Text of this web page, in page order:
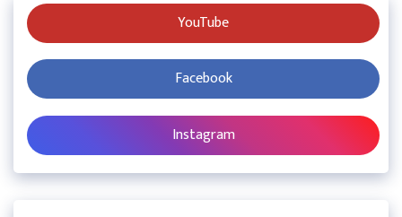
YouTube
Facebook
Instagram